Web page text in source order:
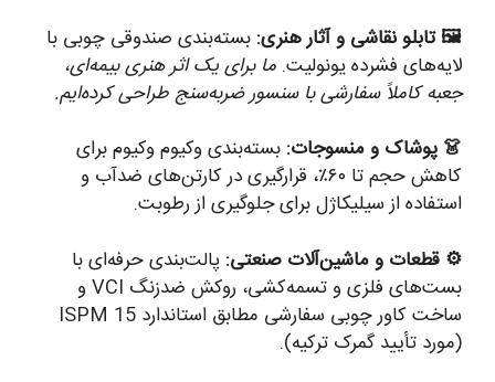
🖼️ تابلو نقاشی و آثار هنری: بسته‌بندی صندوقی چوبی با
لایه‌های فشرده یونولیت. ما برای یک اثر هنری بیمه‌ای،
جعبه کاملاً سفارشی با سنسور ضربه‌سنج طراحی کرده‌ایم.
👗 پوشاک و منسوجات: بسته‌بندی وکیوم وکیوم برای
کاهش حجم تا ۶۰٪، قرارگیری در کارتن‌های ضدآب و
استفاده از سیلیکاژل برای جلوگیری از رطوبت.
⚙️ قطعات و ماشین‌آلات صنعتی: پالت‌بندی حرفه‌ای با
بست‌های فلزی و تسمه‌کشی، روکش ضدزنگ VCI و
ساخت کاور چوبی سفارشی مطابق استاندارد ISPM 15
(مورد تأیید گمرک ترکیه).